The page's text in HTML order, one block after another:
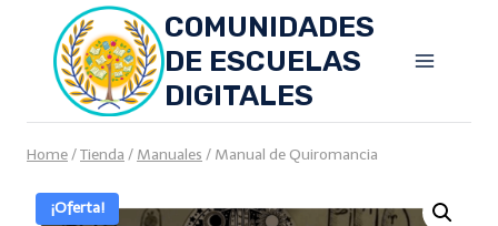
content
COMUNIDADES
DE ESCUELAS
DIGITALES
Home/Tienda / Manuales / Manual de Quiromancia
¡Oferta!